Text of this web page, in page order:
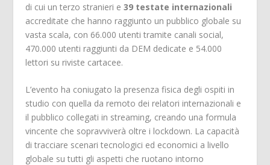
di cui un terzo stranieri e39 testate internazionali
accreditate che hanno raggiunto un pubblico globale su
vasta scala, con 66.000 utenti tramite canali social,
470.000 utenti raggiunti da DEM dedicate e 54.000
lettori su riviste cartacee.
L’evento ha coniugato la presenza fisica degli ospiti in
studio con quella da remoto dei relatori internazionali e
il pubblico collegati in streaming, creando una formula
vincente che sopravviverà oltre i lockdown. La capacità
di tracciare scenari tecnologici ed economici a livello
globale su tutti gli aspetti che ruotano intorno